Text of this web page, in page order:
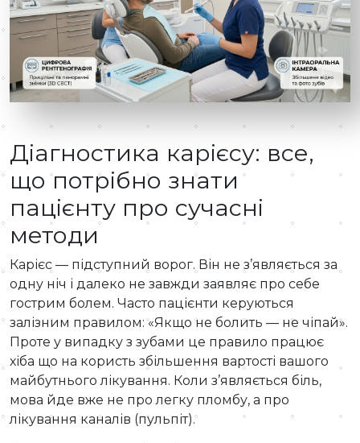
Діагностика карієсу: все,
що потрібно знати
пацієнту про сучасні
методи
Карієс — підступний ворог. Він не з’являється за
одну ніч і далеко не завжди заявляє про себе
гострим болем. Часто пацієнти керуються
залізним правилом: «Якщо не болить — не чіпай».
Проте у випадку з зубами це правило працює
хіба що на користь збільшення вартості вашого
майбутнього лікування. Коли з’являється біль,
мова йде вже не про легку пломбу, а про
лікування каналів (пульпіт).